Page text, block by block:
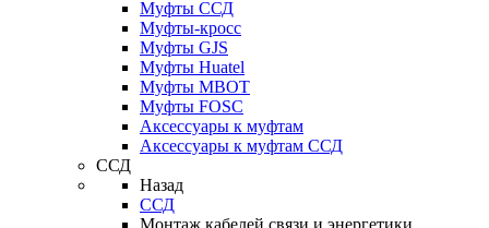
Муфты ССД
Муфты-кросс
Муфты GJS
Муфты Huatel
Муфты МВОТ
Муфты FOSC
Аксессуары к муфтам
Аксессуары к муфтам ССД
ССД
Назад
ССД
Монтаж кабелей связи и энергетики